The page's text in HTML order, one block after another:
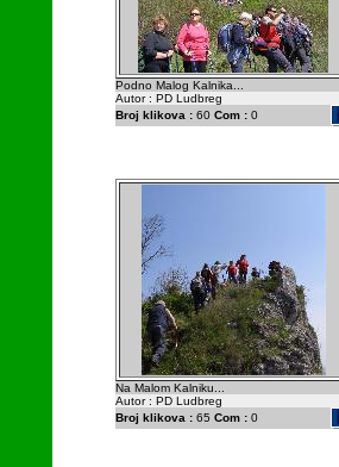
Podno Malog Kalnika...
Autor : PD Ludbreg
Broj klikova :60 Com :0
Na Malom Kalniku...
Autor : PD Ludbreg
Broj klikova :65 Com :0